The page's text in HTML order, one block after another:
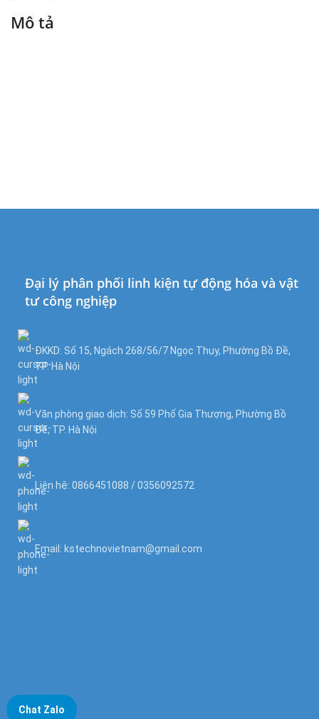
Mô tả
Đại lý phân phối linh kiện tự động hóa và vật
tư công nghiệp
ĐKKD: Số 15, Ngách 268/56/7 Ngọc Thụy, Phường Bồ Đề,
TP. Hà Nội
Văn phòng giao dịch: Số 59 Phố Gia Thượng, Phường Bồ
Đề, TP. Hà Nội
Liên hệ: 0866451088 / 0356092572
Email: kstechnovietnam@gmail.com
Chat Zalo